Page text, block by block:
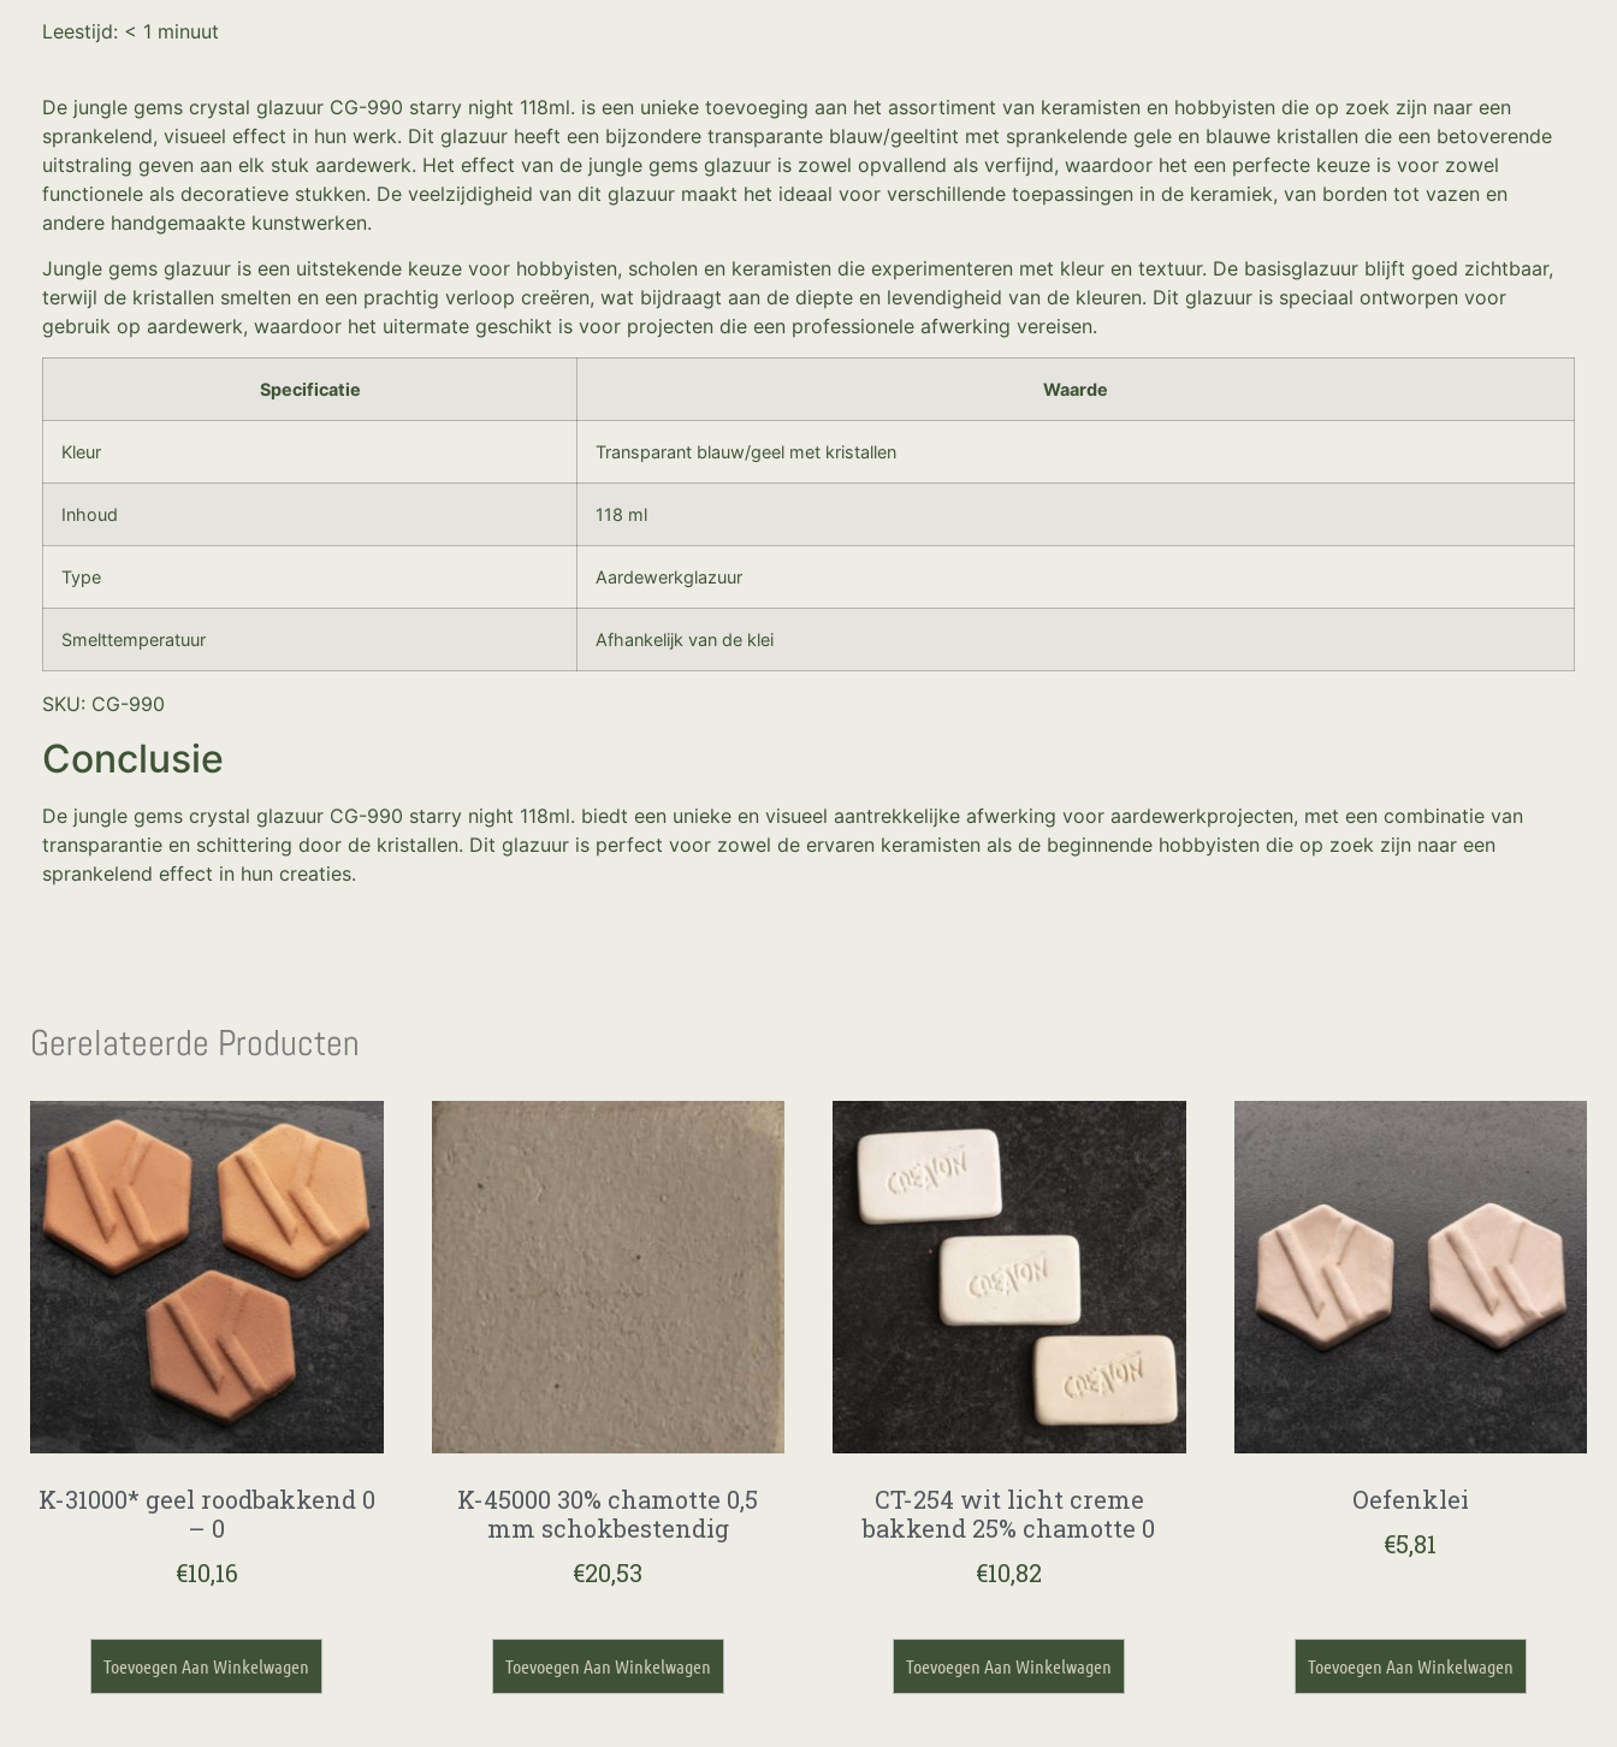
Leestijd: < 1 minuut
De jungle gems crystal glazuur CG-990 starry night 118ml. is een unieke toevoeging aan het assortiment van keramisten en hobbyisten die op zoek zijn naar een
sprankelend, visueel effect in hun werk. Dit glazuur heeft een bijzondere transparante blauw/geeltint met sprankelende gele en blauwe kristallen die een betoverende
uitstraling geven aan elk stuk aardewerk. Het effect van de jungle gems glazuur is zowel opvallend als verfijnd, waardoor het een perfecte keuze is voor zowel
functionele als decoratieve stukken. De veelzijdigheid van dit glazuur maakt het ideaal voor verschillende toepassingen in de keramiek, van borden tot vazen en
andere handgemaakte kunstwerken.
Jungle gems glazuur is een uitstekende keuze voor hobbyisten, scholen en keramisten die experimenteren met kleur en textuur. De basisglazuur blijft goed zichtbaar,
terwijl de kristallen smelten en een prachtig verloop creëren, wat bijdraagt aan de diepte en levendigheid van de kleuren. Dit glazuur is speciaal ontworpen voor
gebruik op aardewerk, waardoor het uitermate geschikt is voor projecten die een professionele afwerking vereisen.
Specificatie Waarde
Kleur Transparant blauw/geel met kristallen
Inhoud 118 ml
Type Aardewerkglazuur
Smelttemperatuur Afhankelijk van de klei
SKU: CG-990
Conclusie
De jungle gems crystal glazuur CG-990 starry night 118ml. biedt een unieke en visueel aantrekkelijke afwerking voor aardewerkprojecten, met een combinatie van
transparantie en schittering door de kristallen. Dit glazuur is perfect voor zowel de ervaren keramisten als de beginnende hobbyisten die op zoek zijn naar een
sprankelend effect in hun creaties.
Gerelateerde Producten
K-31000* geel roodbakkend 0
– 0
€10,16
Toevoegen Aan Winkelwagen
K-45000 30% chamotte 0,5
mm schokbestendig
€20,53
Toevoegen Aan Winkelwagen
CT-254 wit licht creme
bakkend 25% chamotte 0
€10,82
Toevoegen Aan Winkelwagen
Oefenklei
€5,81
Toevoegen Aan Winkelwagen